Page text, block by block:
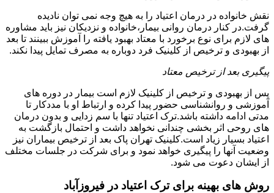
نقش خانواده در درمان اعتیاد را به هیچ وجه نمی توان نادیده
گرفت.در کنار درمان روانی بیمار،خانواده و نزدیکان نیز باید مشاوره
های لازم برای نوع برخورد با معتاد بهبود یافته را آموزش ببینند تا بعد
از بهبودی و ترخیص از کلینیک فرد دوباره به مصرف تمایل پیدا نکند.
پیگیری بعد از ترخیص معتاد
پس از بهبودی و ترخیص از کلینیک لازم است بیمار در دوره های
آموزشی و روانشناسی حضور پیدا کرده و ارتباط او با مددکار تا
مدتی ادامه داشته باشد.ترک اعتیاد تنها با سم زدایی و بدون درمان
های روحی اثر بخشی چندانی نخواهد داشت و احتمال بازگشت به
اعتیاد بسیار زیاد است.کلینیک تهران پاک بعد از ترخیص بیماران نیز
وضعیت آنها را پیگیری خواهد نمود و برای شرکت در جلسات مختلف
از ایشان دعوت می شود.
روش های بهینه برای ترک اعتیاد در فیروزآباد